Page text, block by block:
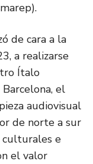
de cara a la
a realizarse
Ítalo
el
audiovisual
de norte a sur
culturales e
el valor